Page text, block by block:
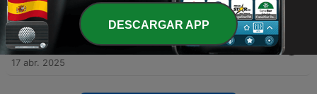
14 mayo 2025
10 - Iglesias Malditas y Demonios: Historias de
SACERDOTES
17 abr. 2025
DESCARGAR APP